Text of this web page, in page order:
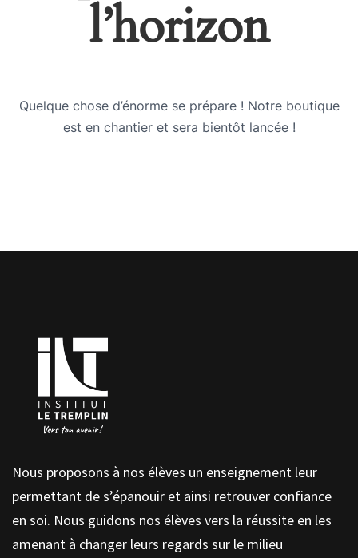
l’horizon
Quelque chose d’énorme se prépare ! Notre boutique
est en chantier et sera bientôt lancée !
Nous proposons à nos élèves un enseignement leur
permettant de s’épanouir et ainsi retrouver confiance
en soi. Nous guidons nos élèves vers la réussite en les
amenant à changer leurs regards sur le milieu